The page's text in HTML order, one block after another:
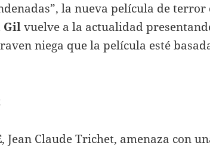
la nueva película de
Gilvuelve a la actualidad
niega que la película esté
, Jean Claude Trichet, amenaza con